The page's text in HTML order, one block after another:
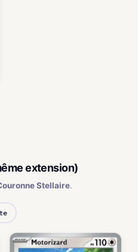
extension)
Stellaire.